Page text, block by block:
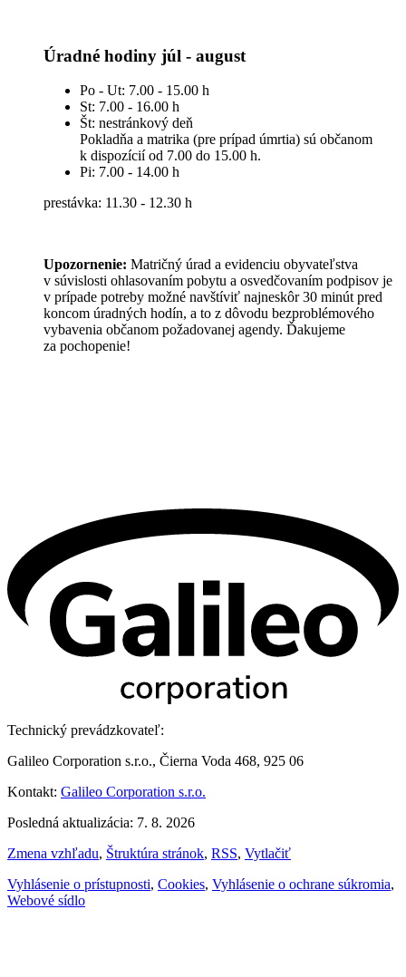
Úradné hodiny júl - august
Po - Ut: 7.00 - 15.00 h
St: 7.00 - 16.00 h
Št: nestránkový deň
Pokladňa a matrika (pre prípad úmrtia) sú občanom
k dispozícií od 7.00 do 15.00 h.
Pi: 7.00 - 14.00 h
prestávka: 11.30 - 12.30 h
Upozornenie: Matričný úrad a evidenciu obyvateľstva
v súvislosti ohlasovaním pobytu a osvedčovaním podpisov je
v prípade potreby možné navštíviť najneskôr 30 minút pred
koncom úradných hodín, a to z dôvodu bezproblémového
vybavenia občanom požadovanej agendy. Ďakujeme
za pochopenie!
Technický prevádzkovateľ:
Galileo Corporation s.r.o., Čierna Voda 468, 925 06
Kontakt: Galileo Corporation s.r.o.
Posledná aktualizácia: 7. 8. 2026
Zmena vzhľadu, Štruktúra stránok, RSS, Vytlačiť
Vyhlásenie o prístupnosti, Cookies, Vyhlásenie o ochrane súkromia,
Webové sídlo